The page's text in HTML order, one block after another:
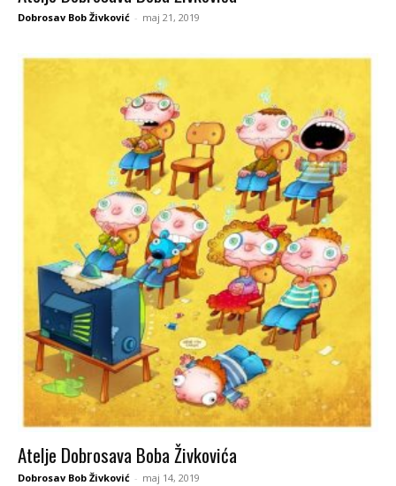
Dobrosav Bob Živković - maj 21, 2019
Atelje Dobrosava Boba Živkovića
Dobrosav Bob Živković - maj 14, 2019